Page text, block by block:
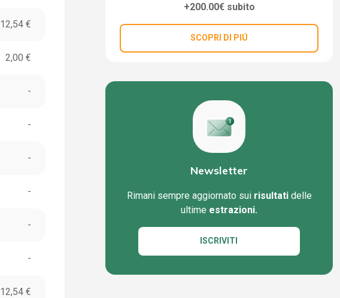
12,54 €
2,00 €
-
-
-
-
-
-
12,54 €
+200.00€ subito
SCOPRI DI PIÚ
Newsletter
Rimani sempre aggiornato sui risultatidelle
ultime estrazioni.
ISCRIVITI